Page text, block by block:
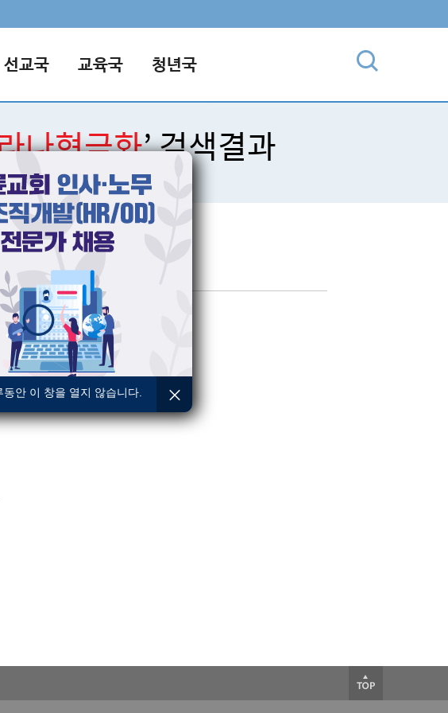
선교국 교육국 청년국
나현금화’ 검색결과
검색
동안 이 창을 열지 않습니다.